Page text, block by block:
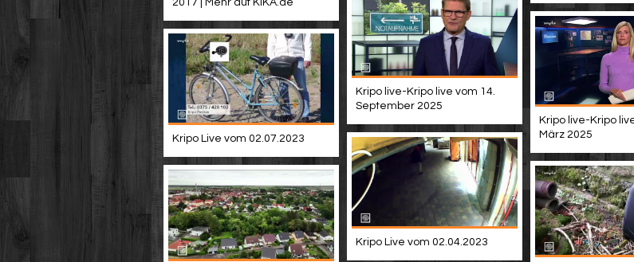
2017 | Mehr auf KiKA.de
Kripo live-Kripo live vom 14.
September 2025
Kripo live-Kripo
März 2025
Kripo Live vom 02.07.2023
Kripo Live vom 02.04.2023